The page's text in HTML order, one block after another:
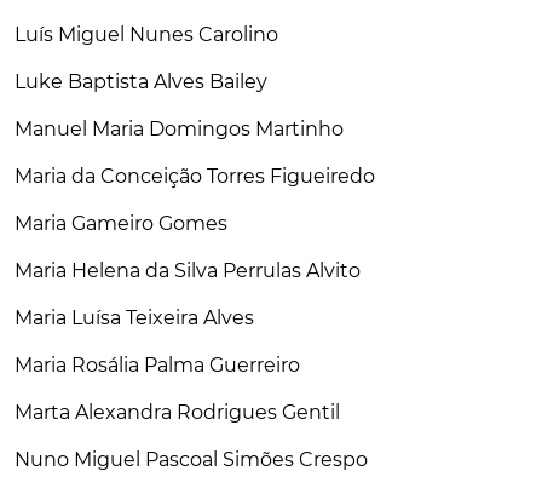
Luís Miguel Nunes Carolino
Luke Baptista Alves Bailey
Manuel Maria Domingos Martinho
Maria da Conceição Torres Figueiredo
Maria Gameiro Gomes
Maria Helena da Silva Perrulas Alvito
Maria Luísa Teixeira Alves
Maria Rosália Palma Guerreiro
Marta Alexandra Rodrigues Gentil
Nuno Miguel Pascoal Simões Crespo